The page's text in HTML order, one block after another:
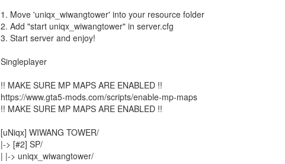
1. Move 'uniqx_wiwangtower' into your resource folder
2. Add "start uniqx_wiwangtower" in server.cfg
3. Start server and enjoy!
Singleplayer
!! MAKE SURE MP MAPS ARE ENABLED !!
https://www.gta5-mods.com/scripts/enable-mp-maps
!! MAKE SURE MP MAPS ARE ENABLED !!
[uNiqx] WIWANG TOWER/
|-> [#2] SP/
| |-> uniqx_wiwangtower/